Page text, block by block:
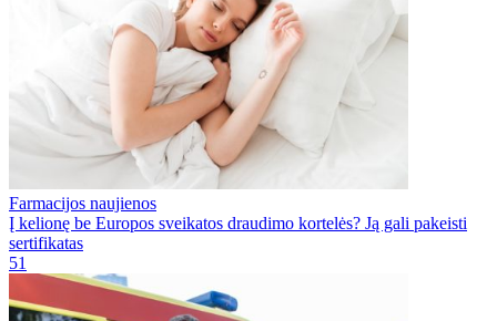
Farmacijos naujienos
Į kelionę be Europos sveikatos draudimo kortelės? Ją gali pakeisti
sertifikatas
51